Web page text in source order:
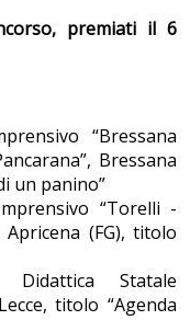
premiati il 6
“Bressana
Bressana
un panino”
“Torelli -
(FG), titolo
Didattica Statale
titolo “Agenda